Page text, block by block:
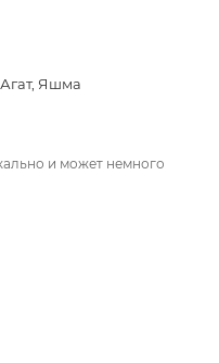
Яшма
и может немного